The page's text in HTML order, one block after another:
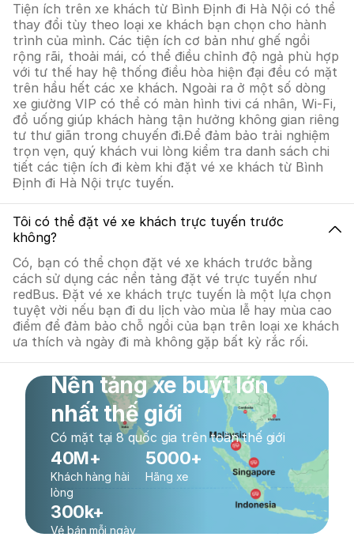
Tiện ích trên xe khách từ Bình Định đi Hà Nội có thể
thay đổi tùy theo loại xe khách bạn chọn cho hành
trình của mình. Các tiện ích cơ bản như ghế ngồi
rộng rãi, thoải mái, có thể điều chỉnh độ ngả phù hợp
với tư thế hay hệ thống điều hòa hiện đại đều có mặt
trên hầu hết các xe khách. Ngoài ra ở một số dòng
xe giường VIP có thể có màn hình tivi cá nhân, Wi-Fi,
đồ uống giúp khách hàng tận hưởng không gian riêng
tư thư giãn trong chuyến đi.Để đảm bảo trải nghiệm
trọn vẹn, quý khách vui lòng kiểm tra danh sách chi
tiết các tiện ích đi kèm khi đặt vé xe khách từ Bình
Định đi Hà Nội trực tuyến.
Tôi có thể đặt vé xe khách trực tuyến trước
không?
Có, bạn có thể chọn đặt vé xe khách trước bằng
cách sử dụng các nền tảng đặt vé trực tuyến như
redBus. Đặt vé xe khách trực tuyến là một lựa chọn
tuyệt vời nếu bạn đi du lịch vào mùa lễ hay mùa cao
điểm để đảm bảo chỗ ngồi của bạn trên loại xe khách
ưa thích và ngày đi mà không gặp bất kỳ rắc rối.
Nền tảng xe buýt lớn
nhất thế giới
Có mặt tại 8 quốc gia trên toàn thế giới
40M+
Khách hàng hài
lòng
5000+
Hãng xe
300k+
Vé bán mỗi ngày